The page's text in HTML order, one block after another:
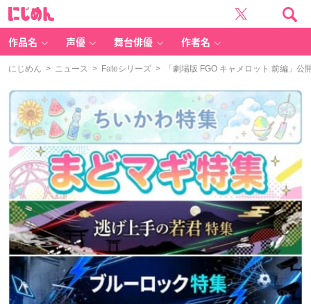
作品名 声優 舞台俳優 作者名
にじめん > ニュース > Fateシリーズ > 「劇場版 FGO キャメロット 前編」公